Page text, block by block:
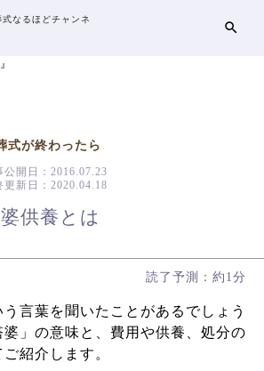
式なるほどチャンネ
式が終わったら
公開日： 2016.07.23
更新日： 2020.04.18
供養とは
読了予測：約1分
う言葉を聞いたことがあるでしょう
」の意味と、費用や供養、処分の
紹介します。